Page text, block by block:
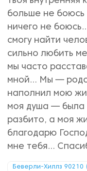
больше не
ничего не
смогу найти
сильно любить
мы часто
мной… Мы —
наполнил мою
моя душа — была
разбито, а моя
благодарю
мне тебя…
Беверли-Хиллз 90210